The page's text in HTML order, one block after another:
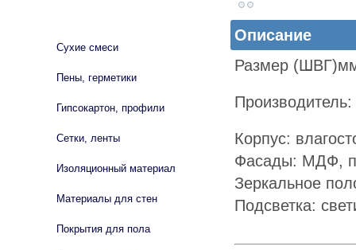
Описание
Размер
Корпус:
Фасады: МДФ,
Зеркальное
Подсветка:
Сухие смеси
Пены, герметики
Гипсокартон, профили
Сетки, ленты
Изоляционный материал
Материалы для стен
Покрытия для пола